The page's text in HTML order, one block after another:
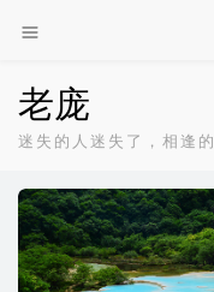
老庞
迷失的人迷失了，相逢